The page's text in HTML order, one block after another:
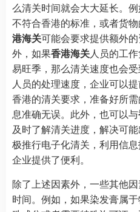
么清关时间就会大大延长。
不符合香港的标准，或者货
港海关可能会要求提供额外
外，如果香港海关人员的工
易旺季，那么清关速度也会
人员的处理速度，企业可以
香港的清关要求，准备好所
息准确无误。此外，也可以与
及时了解清关进度，解决可能
极推行电子化清关，利用信
企业提供了便利。
除了上述因素外，一些其他
时间。例如，如果染发膏属